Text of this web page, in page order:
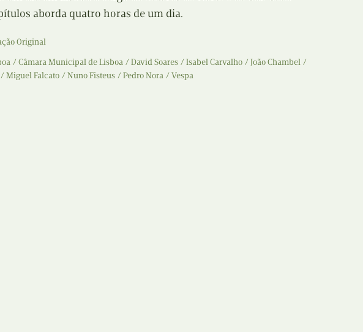
aborda quatro horas de um dia.
Original
Câmara Municipal de Lisboa David Soares Isabel Carvalho
João Chambel
Miguel Falcato Nuno Fisteus Pedro Nora Vespa